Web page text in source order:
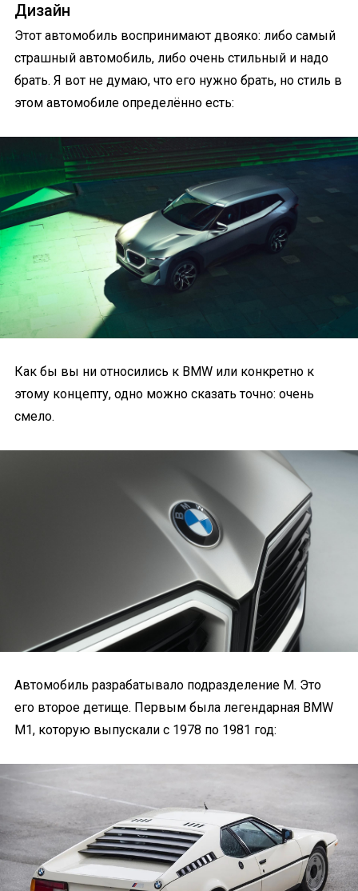
Дизайн
Этот автомобиль воспринимают двояко: либо самый
страшный автомобиль, либо очень стильный и надо
брать. Я вот не думаю, что его нужно брать, но стиль в
этом автомобиле определённо есть:
Как бы вы ни относились к BMW или конкретно к
этому концепту, одно можно сказать точно: очень
смело.
Автомобиль разрабатывало подразделение М. Это
его второе детище. Первым была легендарная BMW
M1, которую выпускали с 1978 по 1981 год: